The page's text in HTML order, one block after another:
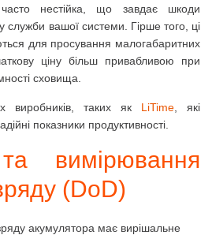
часто нестійка, що завдає шкоди
служби вашої системи. Гірше того, ці
для просування малогабаритних
ціну більш привабливою при
сховища.
виробників, таких як LiTime , які
показники продуктивності.
вимірювання
(DoD)
акумулятора має вирішальне